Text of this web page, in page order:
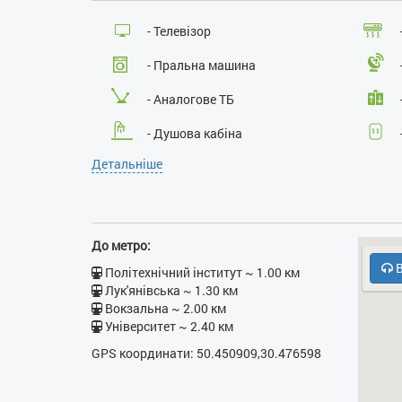
- Телевізор
- Пральна машина
- Аналогове ТБ
- Душова кабіна
- Прасувальна дошка
- Інтернет провідний
Детальніше
До метро:
Політехнічний інститут ~ 1.00 км
Лук'янівська ~ 1.30 км
Вокзальна ~ 2.00 км
Університет ~ 2.40 км
GPS координати: 50.450909,30.476598